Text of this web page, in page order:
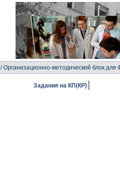
/ Организационно-методический блок для
Задания на КП(КР)